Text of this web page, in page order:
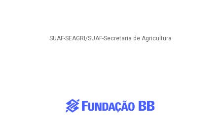
SUAF-SEAGRI/SUAF-Secretaria de Agricultura